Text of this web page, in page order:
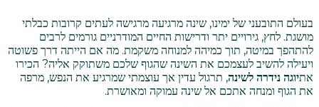
בעולם התובעני של ימינו, שינה מרגיעה מרגישה לעתים קרובות כבלתי
מושגת. לחץ, גירויים יתר ודרישות החיים המודרניים גורמים לרבים
להתהפך במיטה, תוך כמיהה למנוחה משקמת. מה אם הייתה דרך פשוטה
ויעילה להשיב לעצמכם את השינה שהגוף שלכם משתוקק אליה? הכירו
אתיוגה נידרה לשינה, תרגול עדין אך עוצמתי שמרגיע את הנפש, מרפה
את הגוף ומנחה אתכם אל שינה עמוקה ומאושרת.